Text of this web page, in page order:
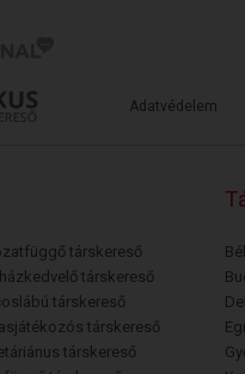
Adatvédelem
társkereső
társkereső
társkereső
társkereső
társkereső